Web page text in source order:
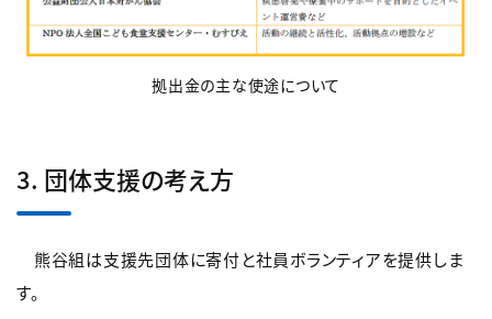
拠出金の主な使途について
3. 団体支援の考え方
熊谷組は支援先団体に寄付と社員ボランティアを提供しま
す。